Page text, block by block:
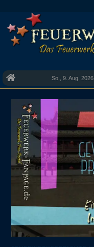
So., 9. Aug. 2026